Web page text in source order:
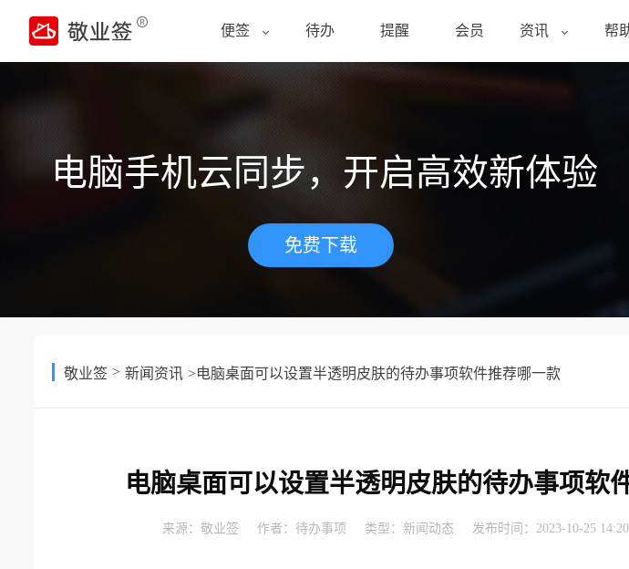
便签 待办 提醒 会员 资讯 帮
电脑手机云同步，开启高效新体验
免费下载
敬业签 > 新闻资讯 >电脑桌面可以设置半透明皮肤的待办事项软件推荐哪一款
电脑桌面可以设置半透明皮肤的待办事项软
来源： 敬业签 作者： 待办事项 类型： 新闻动态 发布时间：2023-10-25